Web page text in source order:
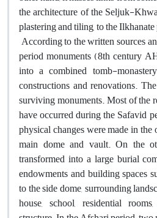
the architecture of the Seljuk-
plastering and tiling, to the
According to the written sources
period monuments (8th century
into a combined tomb-
constructions and renovations.
surviving monuments. Most of the
have occurred during the Safavid
physical changes were made in the
main dome and vault. On the
transformed into a large burial
endowments and building spaces
to the side dome, surrounding
house, school, residential